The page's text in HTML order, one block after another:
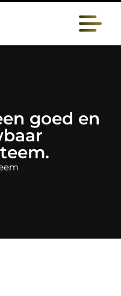
goed en